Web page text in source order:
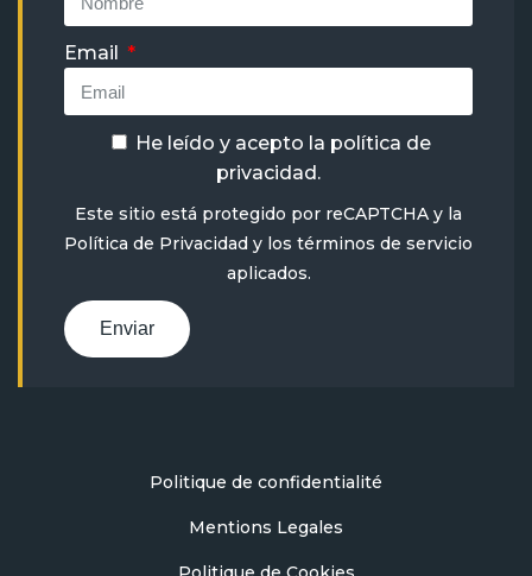
Email
He leído y acepto la política de
privacidad .
Este sitio está protegido por reCAPTCHA y la
Política de Privacidad y los términos de servicio
aplicados.
Enviar
Politique de confidentialité
Mentions Legales